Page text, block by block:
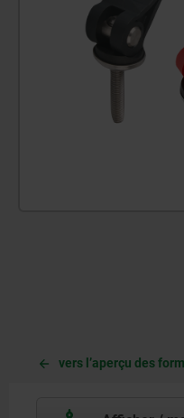
vers l’aperçu des